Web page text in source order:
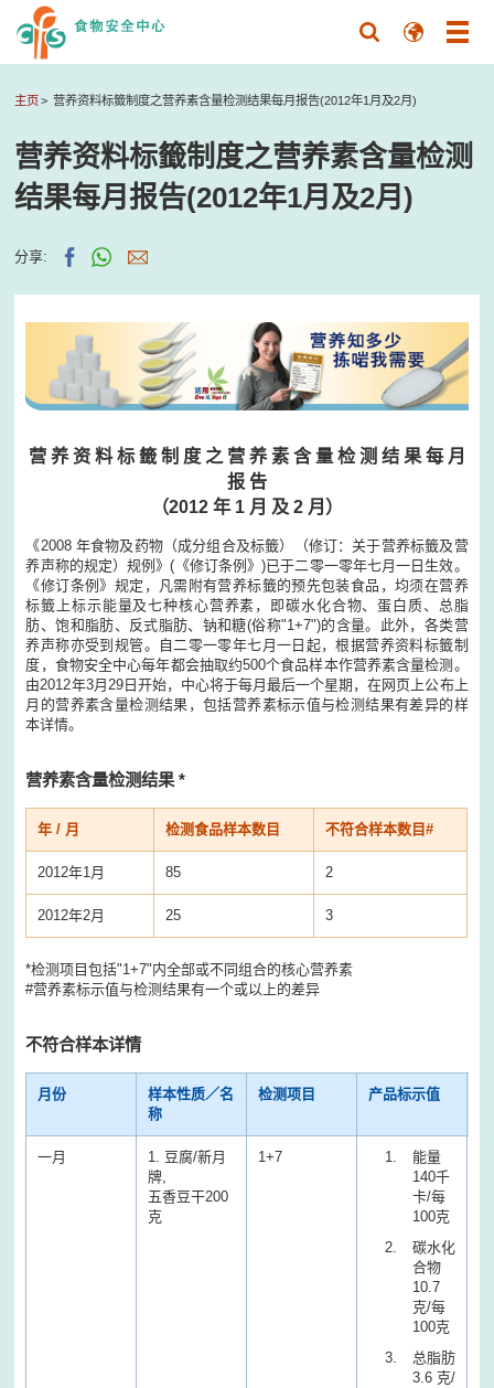
主页 营养资料标籤制度之营养素含量检测结果每月报告(2012年1月及2月)
营养资料标籤制度之营养素含量检测
结果每月报告(2012年1月及2月)
分享:
营 养 资 料 标 籤 制 度 之 营 养 素 含 量 检 测 结 果 每 月
报 告
（2012 年 1 月 及 2 月）
《2008 年食物及药物（成分组合及标籤）（修订：关于营养标籤及营
养声称的规定）规例》(《修订条例》)已于二零一零年七月一日生效。
《修订条例》规定，凡需附有营养标籤的预先包装食品，均须在营养
标籤上标示能量及七种核心营养素，即碳水化合物、蛋白质、总脂
肪、饱和脂肪、反式脂肪、钠和糖(俗称"1+7")的含量。此外，各类营
养声称亦受到规管。自二零一零年七月一日起，根据营养资料标籤制
度，食物安全中心每年都会抽取约500个食品样本作营养素含量检测。
由2012年3月29日开始，中心将于每月最后一个星期，在网页上公布上
月的营养素含量检测结果，包括营养素标示值与检测结果有差异的样
本详情。
营养素含量检测结果 *
年 / 月 检测食品样本数目 不符合样本数目#
2012年1月 85 2
2012年2月 25 3
*检测项目包括"1+7"内全部或不同组合的核心营养素
#营养素标示值与检测结果有一个或以上的差异
不符合样本详情
月份
样本性质／名
称
检测项目 产品标示值
一月
1. 豆腐/新月
牌,
五香豆干200
克
1+7
能量
140千
卡/每
100克
碳水化
合物
10.7
克/每
100克
总脂肪
3.6 克/